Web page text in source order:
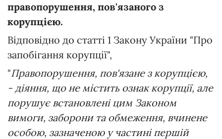
правопорушення, пов'язаного з
корупцією.
Відповідно до статті 1 Закону України "Про
запобігання корупції",
"Правопорушення, пов'язане з корупцією,
- діяння, що не містить ознак корупції, але
порушує встановлені цим Законом
вимоги, заборони та обмеження, вчинене
особою, зазначеною у частині першій